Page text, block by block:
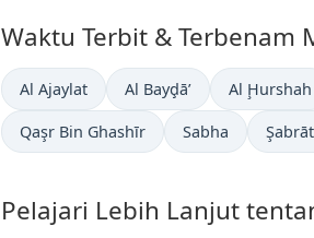
Waktu Terbit & Terbenam
Al Ajaylat Al Bayḑā’ Al Ḩurshah
Qaşr Bin Ghashīr Sabha
Pelajari Lebih Lanjut